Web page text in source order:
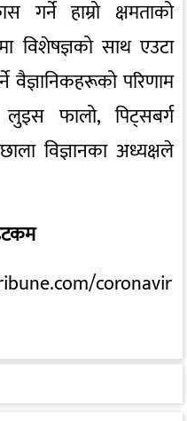
गर्ने हाम्रो क्षमताको
विशेषज्ञको साथ एउटा
वैज्ञानिकहरूको परिणाम
फालो, पिट्सबर्ग
विज्ञानका अध्यक्षले
coronavir